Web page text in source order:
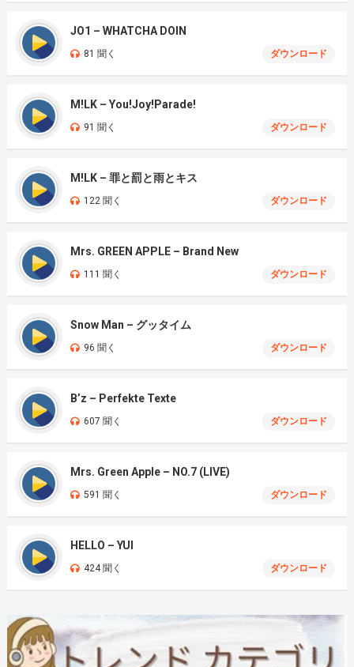
JO1 – WHATCHA DOIN
81 聞く ダウンロード
M!LK – You!Joy!Parade!
91 聞く ダウンロード
M!LK – 罪と罰と雨とキス
122 聞く ダウンロード
Mrs. GREEN APPLE – Brand New
111 聞く ダウンロード
Snow Man – グッタイム
96 聞く ダウンロード
B’z – Perfekte Texte
607 聞く ダウンロード
Mrs. Green Apple – NO.7 (LIVE)
591 聞く ダウンロード
HELLO – YUI
424 聞く ダウンロード